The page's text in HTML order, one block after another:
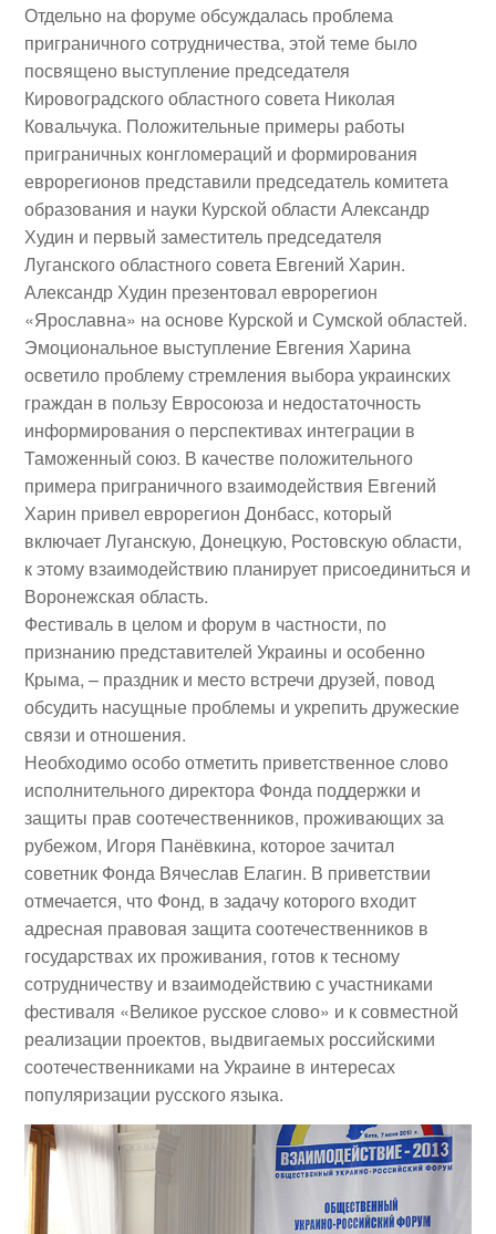
Отдельно на форуме обсуждалась проблема
приграничного сотрудничества, этой теме было
посвящено выступление председателя
Кировоградского областного совета Николая
Ковальчука. Положительные примеры работы
приграничных конгломераций и формирования
еврорегионов представили председатель комитета
образования и науки Курской областиАлександр
Худин и первый заместитель председателя
Луганского областного совета Евгений Харин.
Александр Худин презентовал еврорегион
«Ярославна» на основе Курской и Сумской областей.
Эмоциональное выступление Евгения Харина
осветило проблему стремления выбора украинских
граждан в пользу Евросоюза и недостаточность
информирования о перспективах интеграции в
Таможенный союз. В качестве положительного
примера приграничного взаимодействия Евгений
Харин привел еврорегион Донбасс, который
включает Луганскую, Донецкую, Ростовскую области,
к этому взаимодействию планирует присоединиться и
Воронежская область.
Фестиваль в целом и форум в частности, по
признанию представителей Украины и особенно
Крыма, – праздник и место встречи друзей, повод
обсудить насущные проблемы и укрепить дружеские
связи и отношения.
Необходимо особо отметить приветственное слово
исполнительного директора Фонда поддержки и
защиты прав соотечественников, проживающих за
рубежом, Игоря Панёвкина, которое зачитал
советник Фонда Вячеслав Елагин. В приветствии
отмечается, что Фонд, в задачу которого входит
адресная правовая защита соотечественников в
государствах их проживания, готов к тесному
сотрудничеству и взаимодействию с участниками
фестиваля «Великое русское слово» и к совместной
реализации проектов, выдвигаемых российскими
соотечественниками на Украине в интересах
популяризации русского языка.